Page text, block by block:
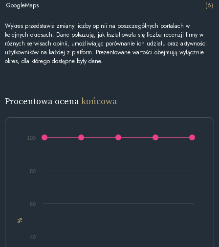
GoogleMaps (6)
Wykres przedstawia zmiany liczby opinii na poszczególnych portalach w
kolejnych okresach. Dane pokazują, jak kształtowała się liczba recenzji firmy w
różnych serwisach opinii, umożliwiając porównanie ich udziału oraz aktywności
użytkowników na każdej z platform. Prezentowane wartości obejmują wyłącznie
okres, dla którego dostępne były dane.
Procentowa ocenakońcowa
%
40
60
80
100